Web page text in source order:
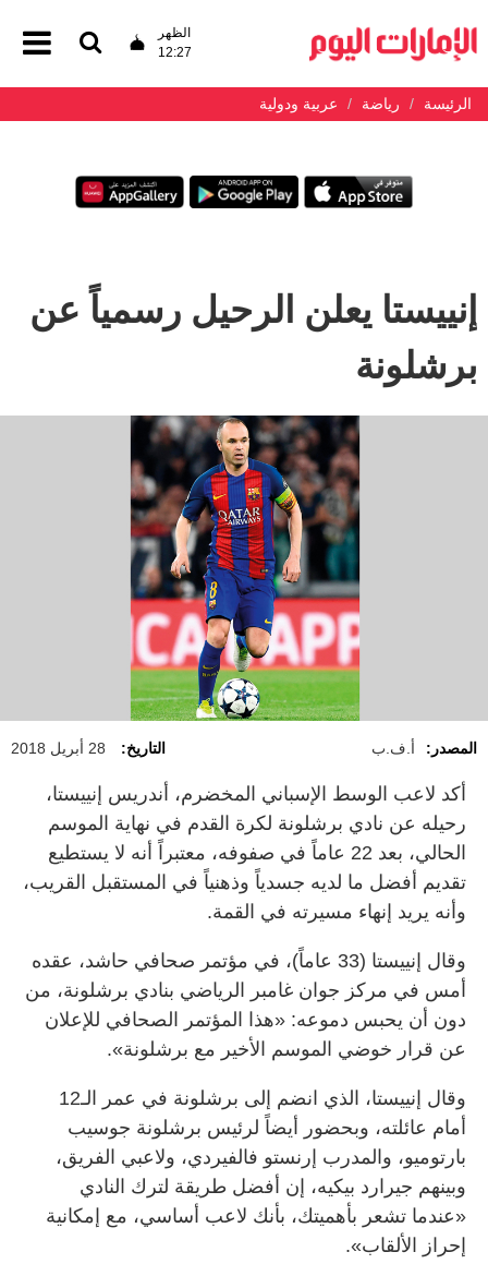
الظهر
12:27
الرئيسة رياضة عربية ودولية
إنييستا يعلن الرحيل رسمياً عن
برشلونة
المصدر: أ.ف.ب التاريخ: 28 أبريل 2018
أكد لاعب الوسط الإسباني المخضرم، أندريس إنييستا،
رحيله عن نادي برشلونة لكرة القدم في نهاية الموسم
الحالي، بعد 22 عاماً في صفوفه، معتبراً أنه لا يستطيع
تقديم أفضل ما لديه جسدياً وذهنياً في المستقبل القريب،
وأنه يريد إنهاء مسيرته في القمة.
وقال إنييستا (33 عاماً)، في مؤتمر صحافي حاشد، عقده
أمس في مركز جوان غامبر الرياضي بنادي برشلونة، من
دون أن يحبس دموعه: «هذا المؤتمر الصحافي للإعلان
عن قرار خوضي الموسم الأخير مع برشلونة».
وقال إنييستا، الذي انضم إلى برشلونة في عمر الـ12
أمام عائلته، وبحضور أيضاً لرئيس برشلونة جوسيب
بارتوميو، والمدرب إرنستو فالفيردي، ولاعبي الفريق،
وبينهم جيرارد بيكيه، إن أفضل طريقة لترك النادي
«عندما تشعر بأهميتك، بأنك لاعب أساسي، مع إمكانية
إحراز الألقاب».